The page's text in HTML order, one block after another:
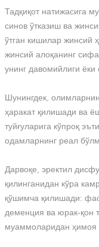
Тадқиқот натижасига
синов ўтказиш ва
ўтган кишилар жинсий
жинсий алоқанинг
унинг давомийлиги
Шунингдек,
ҳаракат қилишади ва
туйғуларига кўпроқ
одамларнинг реал
Дарвоқе, эректил
қилинганидан кўра
қўшимча қилишади:
деменция ва юрак-қон
муаммоларидан ҳимоя